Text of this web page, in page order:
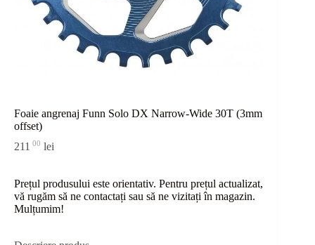
Foaie angrenaj Funn Solo DX Narrow-Wide 30T (3mm
offset)
211 00 lei
Prețul produsului este orientativ. Pentru prețul actualizat,
vă rugăm să ne contactați sau să ne vizitați în magazin.
Mulțumim!